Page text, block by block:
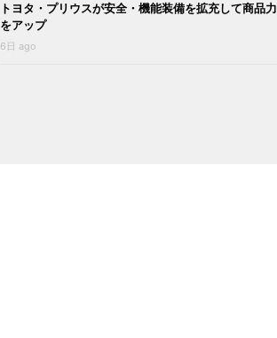
トヨタ・プリウスが安全・機能装備を拡充して商品力
をアップ
6日 ago